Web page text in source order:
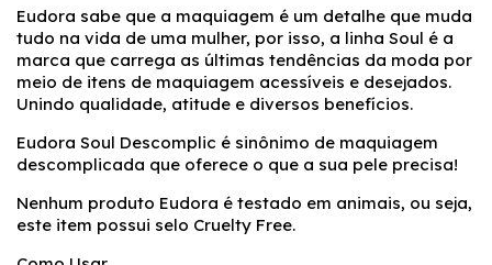
Eudora sabe que a maquiagem é um detalhe que muda
tudo na vida de uma mulher, por isso, a linha Soul é a
marca que carrega as últimas tendências da moda por
meio de itens de maquiagem acessíveis e desejados.
Unindo qualidade, atitude e diversos benefícios.
Eudora Soul Descomplic é sinônimo de maquiagem
descomplicada que oferece o que a sua pele precisa!
Nenhum produto Eudora é testado em animais, ou seja,
este item possui selo Cruelty Free.